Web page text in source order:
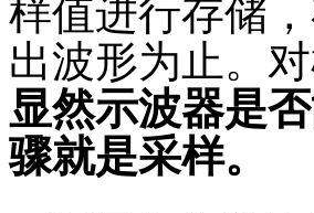
样值进行存储
出波形为止。
显然示波器是
骤就是采样。